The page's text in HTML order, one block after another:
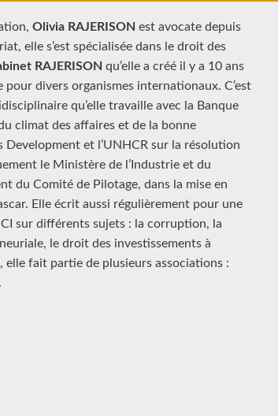
Olivia RAJERISON est avocate depuis
elle s’est spécialisée dans le droit des
RAJERISON qu’elle a créé il y a 10 ans
divers organismes internationaux. C’est
qu’elle travaille avec la Banque
climat des affaires et de la bonne
Development et l’UNHCR sur la résolution
le Ministère de l’Industrie et du
du Comité de Pilotage, dans la mise en
Elle écrit aussi régulièrement pour une
sur différents sujets : la corruption, la
le droit des investissements à
elle fait partie de plusieurs associations :